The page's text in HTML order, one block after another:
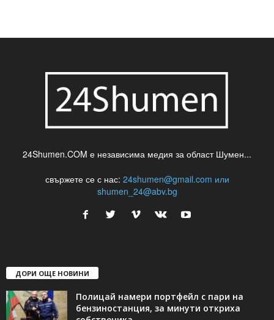
24Shumen.COM е независима медия за област Шумен...
свържете се с нас: 24shumen@gmail.com или
shumen_24@abv.bg
ДОРИ ОЩЕ НОВИНИ
Полицай намери портфейл с пари на
бензиностанция, за минути откриха